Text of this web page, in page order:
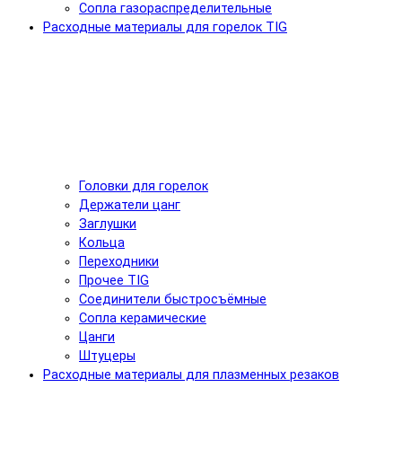
Сопла газораспределительные
Расходные материалы для горелок TIG
Головки для горелок
Держатели цанг
Заглушки
Кольца
Переходники
Прочее TIG
Соединители быстросъёмные
Сопла керамические
Цанги
Штуцеры
Расходные материалы для плазменных резаков